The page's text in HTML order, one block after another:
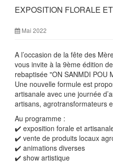
EXPOSITION FLORALE
Mai 2022
A l’occasion de la fête des
vous invite à la 9ème édition
rebaptisée "ON SANMDI POU
Une nouvelle formule est
artisanale avec une journée
artisans, agrotransformateurs
Au programme :
✔️ exposition forale et
✔️ vente de produits locaux
✔️ animations diverses
✔️ show artistique